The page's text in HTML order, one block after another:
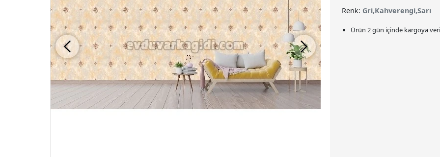
Renk: Gri,Kahverengi,Sarı
Ürün 2 gün içinde kargoya